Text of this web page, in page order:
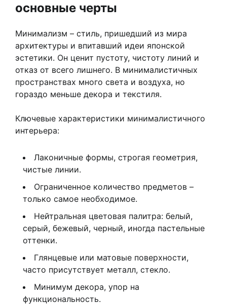
основные черты
Минимализм – стиль, пришедший из мира
архитектуры и впитавший идеи японской
эстетики. Он ценит пустоту, чистоту линий и
отказ от всего лишнего. В минималистичных
пространствах много света и воздуха, но
гораздо меньше декора и текстиля.
Ключевые характеристики минималистичного
интерьера:
Лаконичные формы, строгая геометрия,
чистые линии.
Ограниченное количество предметов –
только самое необходимое.
Нейтральная цветовая палитра: белый,
серый, бежевый, черный, иногда пастельные
оттенки.
Глянцевые или матовые поверхности,
часто присутствует металл, стекло.
Минимум декора, упор на
функциональность.